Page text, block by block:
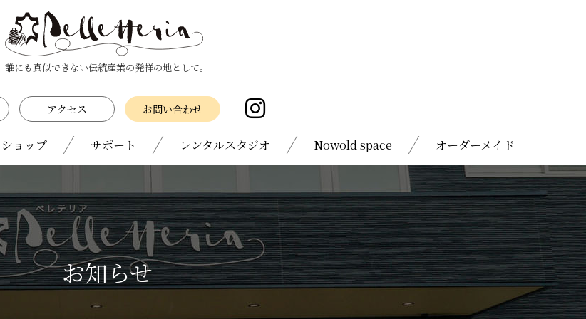
誰にも真似できない伝統産業の発祥の地として。
アクセス お問い合わせ
ョップ サポート レンタルスタジオ Nowold space オーダーメイド
お知らせ